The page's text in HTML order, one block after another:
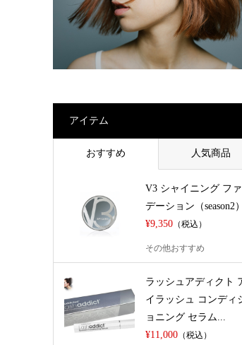
アイテム
おすすめ 人気商品
V3 シャイニング フ
デーション（season2）
¥9,350（税込）
その他おすすめ
ラッシュアディクト
イラッシュ コンディ
ョニング セラム...
¥11,000（税込）